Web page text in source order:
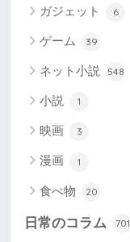
ガジェット 6
ゲーム 39
ネット小説 548
小説 1
映画 3
漫画 1
食べ物 20
日常のコラム 701